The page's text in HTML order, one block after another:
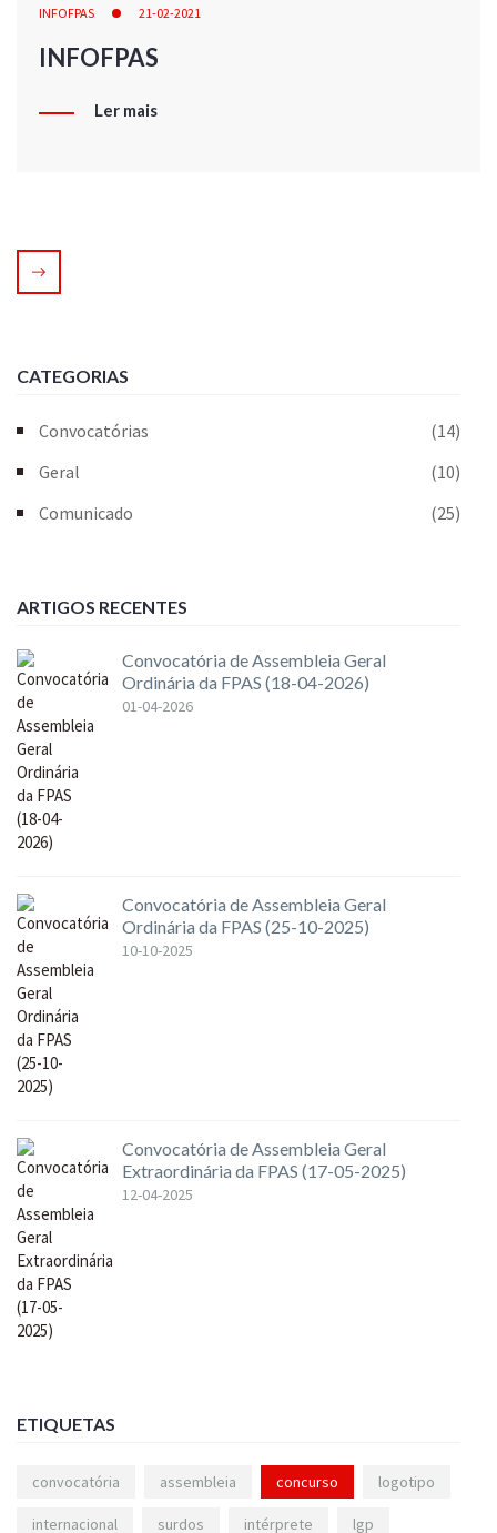
INFOFPAS 21-02-2021
INFOFPAS
Ler mais
CATEGORIAS
Convocatórias
(14)
Geral
(10)
Comunicado
(25)
ARTIGOS RECENTES
Convocatória de Assembleia Geral
Ordinária da FPAS (18-04-2026)
01-04-2026
Convocatória de Assembleia Geral
Ordinária da FPAS (25-10-2025)
10-10-2025
Convocatória de Assembleia Geral
Extraordinária da FPAS (17-05-2025)
12-04-2025
ETIQUETAS
convocatória assembleia concurso logotipo
internacional surdos intérprete lgp